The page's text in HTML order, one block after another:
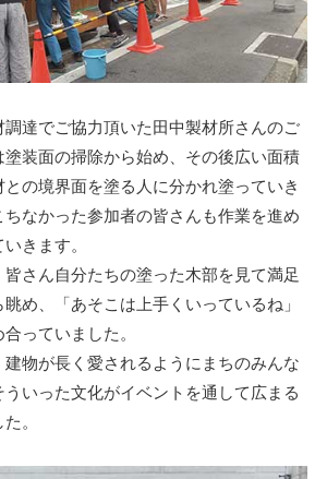
達でご協力頂いた田中製材所さんのご
装面の掃除から始め、その後広い面積
の境界面を塗る人に分かれ塗っていき
ちなかった参加者の皆さんも作業を進め
きます。
さん自分たちの塗った木部を見て満足
め、「あそこは上手くいっているね」
っていました。
物が長く愛されるようにまちのみんな
いった文化がイベントを通して広まる
。